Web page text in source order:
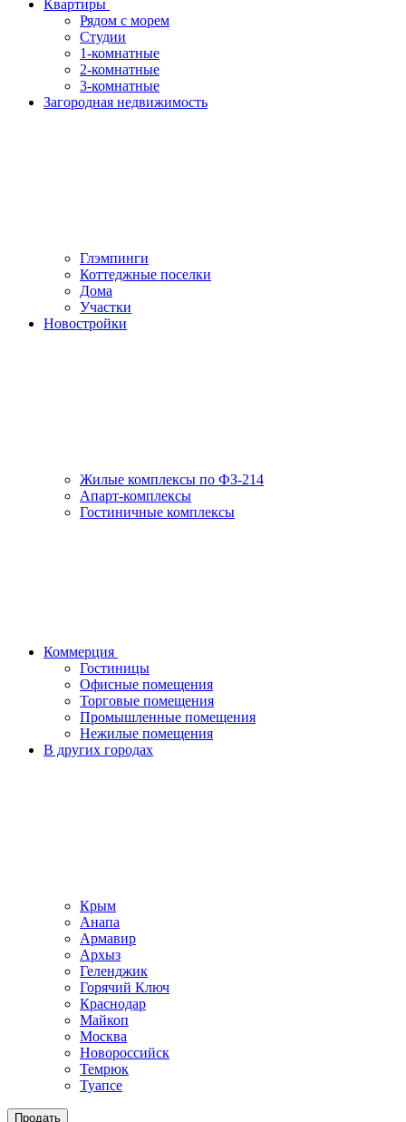
Квартиры
Рядом с морем
Студии
1-комнатные
2-комнатные
3-комнатные
Загородная недвижимость
Глэмпинги
Коттеджные поселки
Дома
Участки
Новостройки
Жилые комплексы по ФЗ-214
Апарт-комплексы
Гостиничные комплексы
Коммерция
Гостиницы
Офисные помещения
Торговые помещения
Промышленные помещения
Нежилые помещения
В других городах
Крым
Анапа
Армавир
Архыз
Геленджик
Горячий Ключ
Краснодар
Майкоп
Москва
Новороссийск
Темрюк
Туапсе
Продать